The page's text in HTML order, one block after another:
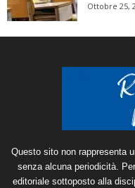
Ottobre 25,
Questo sito non rappresenta
senza alcuna periodicità.
editoriale sottoposto alla